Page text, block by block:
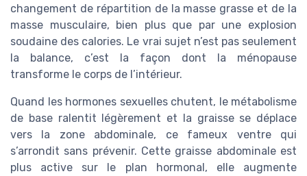
changement de répartition de la masse grasse et de la
masse musculaire, bien plus que par une explosion
soudaine des calories. Le vrai sujet n’est pas seulement
la balance, c’est la façon dont la ménopause
transforme le corps de l’intérieur.
Quand les hormones sexuelles chutent, le métabolisme
de base ralentit légèrement et la graisse se déplace
vers la zone abdominale, ce fameux ventre qui
s’arrondit sans prévenir. Cette graisse abdominale est
plus active sur le plan hormonal, elle augmente